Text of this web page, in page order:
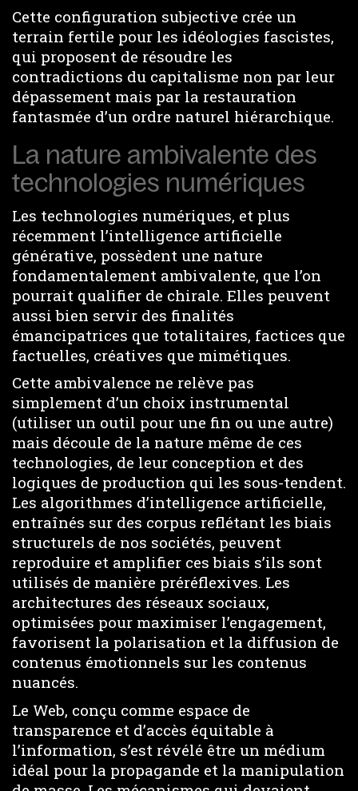
Cette configuration subjective crée un
terrain fertile pour les idéologies fascistes,
qui proposent de résoudre les
contradictions du capitalisme non par leur
dépassement mais par la restauration
fantasmée d’un ordre naturel hiérarchique.
La nature ambivalente des
technologies numériques
Les technologies numériques, et plus
récemment l’intelligence artificielle
générative, possèdent une nature
fondamentalement ambivalente, que l’on
pourrait qualifier de chirale. Elles peuvent
aussi bien servir des finalités
émancipatrices que totalitaires, factices que
factuelles, créatives que mimétiques.
Cette ambivalence ne relève pas
simplement d’un choix instrumental
(utiliser un outil pour une fin ou une autre)
mais découle de la nature même de ces
technologies, de leur conception et des
logiques de production qui les sous-tendent.
Les algorithmes d’intelligence artificielle,
entraînés sur des corpus reflétant les biais
structurels de nos sociétés, peuvent
reproduire et amplifier ces biais s’ils sont
utilisés de manière préréflexives. Les
architectures des réseaux sociaux,
optimisées pour maximiser l’engagement,
favorisent la polarisation et la diffusion de
contenus émotionnels sur les contenus
nuancés.
Le Web, conçu comme espace de
transparence et d’accès équitable à
l’information, s’est révélé être un médium
idéal pour la propagande et la manipulation